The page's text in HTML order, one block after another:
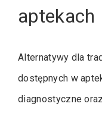
aptekach
Alternatywy dla
dostępnych w
diagnostyczne